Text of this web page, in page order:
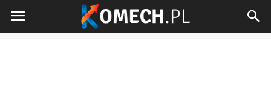
Komech.pl